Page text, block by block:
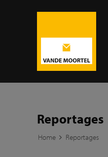
Reportages
Home Reportages